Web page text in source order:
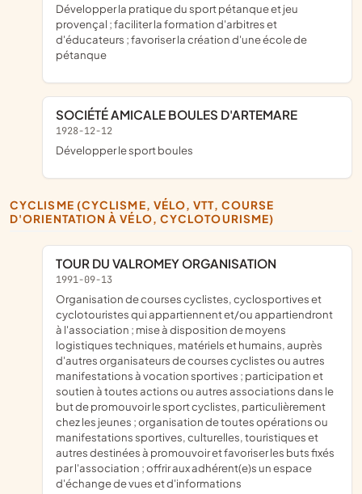
développer la pratique du sport pétanque et jeu
provençal ; faciliter la formation d'arbitres et
d'éducateurs ; favoriser la création d'une école de
pétanque
SOCIÉTÉ AMICALE BOULES D'ARTEMARE
1928-12-12
développer le sport boules
CYCLISME (CYCLISME, VÉLO, VTT, COURSE
D'ORIENTATION À VÉLO, CYCLOTOURISME)
TOUR DU VALROMEY ORGANISATION
1991-09-13
organisation de courses cyclistes, cyclosportives et
cyclotouristes qui appartiennent et/ou appartiendront
à l'association ; mise à disposition de moyens
logistiques techniques, matériels et humains, auprès
d'autres organisateurs de courses cyclistes ou autres
manifestations à vocation sportives ; participation et
soutien à toutes actions ou autres associations dans le
but de promouvoir le sport cyclistes, particulièrement
chez les jeunes ; organisation de toutes opérations ou
manifestations sportives, culturelles, touristiques et
autres destinées à promouvoir et favoriser les buts fixés
par l'association ; offrir aux adhérent(e)s un espace
d'échange de vues et d'informations